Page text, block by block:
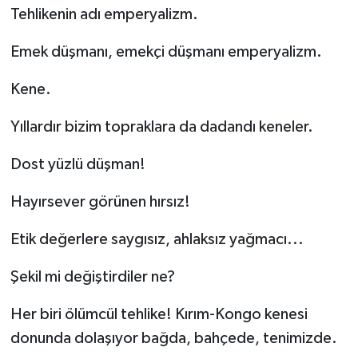
Tehlikenin adı emperyalizm.
Emek düşmanı, emekçi düşmanı emperyalizm.
Kene.
Yıllardır bizim topraklara da dadandı keneler.
Dost yüzlü düşman!
Hayırsever görünen hırsız!
Etik değerlere saygısız, ahlaksız yağmacı...
Şekil mi değiştirdiler ne?
Her biri ölümcül tehlike! Kırım-Kongo kenesi
donunda dolaşıyor bağda, bahçede, tenimizde.